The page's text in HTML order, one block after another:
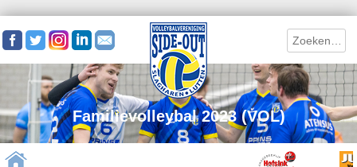
Search
Familievolleybal 2023 (VOL)